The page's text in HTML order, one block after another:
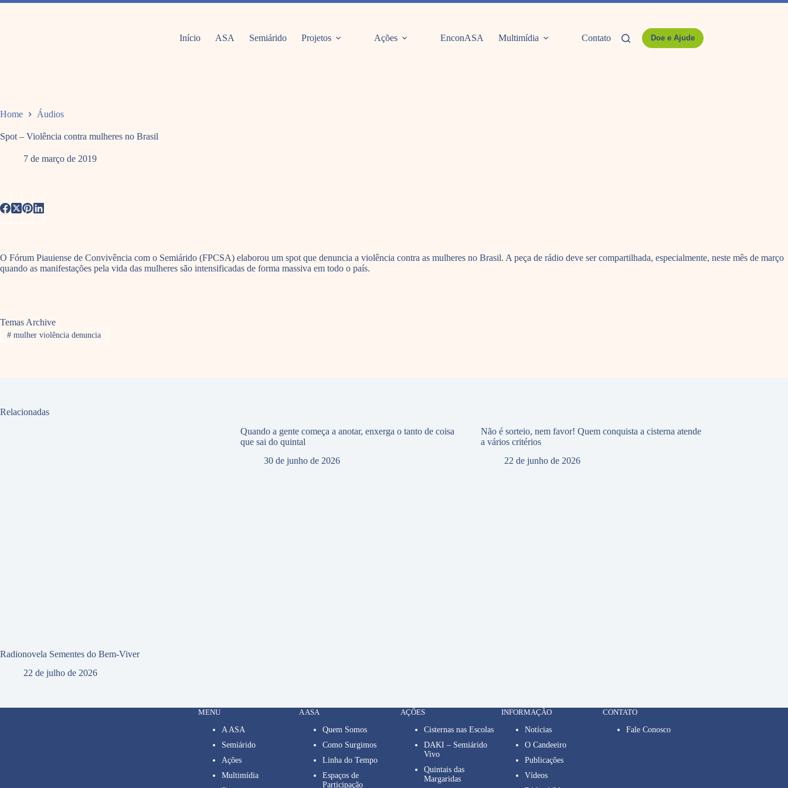
Pular
Início ASA Semiárido Projetos Ações EnconASA Multimídia Contato Doe e Ajude
Home Áudios
Spot – Violência contra mulheres no Brasil
7 de março de 2019
O Fórum Piauiense de Convivência com o Semiárido (FPCSA) elaborou um spot que denuncia a violência contra as mulheres no Brasil. A peça de rádio deve ser compartilhada, especialmente, neste mês de março
quando as manifestações pela vida das mulheres são intensificadas de forma massiva em todo o país.
Temas Archive
#mulher violência denuncia
Relacionadas
Radionovela Sementes do Bem-Viver
22 de julho de 2026
Quando a gente começa a anotar, enxerga o tanto de coisa
que sai do quintal
30 de junho de 2026
Não é sorteio, nem favor! Quem conquista a cisterna atende
a vários critérios
22 de junho de 2026
MENU
A ASA
Semiárido
Ações
Multimídia
A ASA
Quem Somos
Como Surgimos
Linha do Tempo
Espaços de
Participação
AÇÕES
Cisternas nas Escolas
DAKI – Semiárido
Vivo
Quintais das
Margaridas
INFORMAÇÃO
Notícias
O Candeeiro
Publicações
Vídeos
CONTATO
Fale Conosco